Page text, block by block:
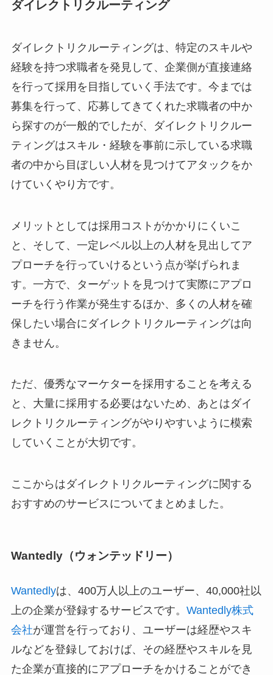
ダイレクトリクルーティング
ダイレクトリクルーティングは、特定のスキルや
経験を持つ求職者を発見して、企業側が直接連絡
を行って採用を目指していく手法です。今までは
募集を行って、応募してきてくれた求職者の中か
ら探すのが一般的でしたが、ダイレクトリクルー
ティングはスキル・経験を事前に示している求職
者の中から目ぼしい人材を見つけてアタックをか
けていくやり方です。
メリットとしては採用コストがかかりにくいこ
と、そして、一定レベル以上の人材を見出してア
プローチを行っていけるという点が挙げられま
す。一方で、ターゲットを見つけて実際にアプロ
ーチを行う作業が発生するほか、多くの人材を確
保したい場合にダイレクトリクルーティングは向
きません。
ただ、優秀なマーケターを採用することを考える
と、大量に採用する必要はないため、あとはダイ
レクトリクルーティングがやりやすいように模索
していくことが大切です。
ここからはダイレクトリクルーティングに関する
おすすめのサービスについてまとめました。
Wantedly（ウォンテッドリー）
Wantedlyは、400万人以上のユーザー、40,000社以
上の企業が登録するサービスです。 Wantedly株式
会社が運営を行っており、ユーザーは経歴やスキ
ルなどを登録しておけば、その経歴やスキルを見
た企業が直接的にアプローチをかけることができ